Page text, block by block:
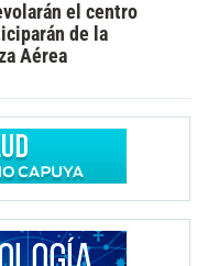
el centro
de la
Aérea